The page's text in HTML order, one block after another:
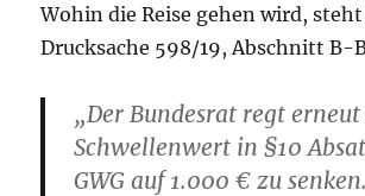
Wohin die Reise gehen wird,
Drucksache 598/19, Abschnitt B-
„Der Bundesrat regt
Schwellenwert in §10
GWG auf 1.000 € zu